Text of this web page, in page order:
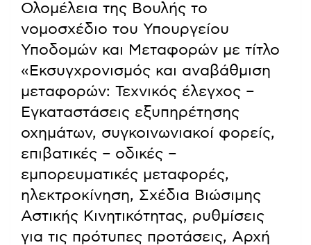
Ολομέλεια της Βουλής το
νομοσχέδιο του Υπουργείου
Υποδομών και Μεταφορών με τίτλο
«Εκσυγχρονισμός και αναβάθμιση
μεταφορών: Τεχνικός έλεγχος –
Εγκαταστάσεις εξυπηρέτησης
οχημάτων, συγκοινωνιακοί φορείς,
επιβατικές – οδικές –
εμπορευματικές μεταφορές,
ηλεκτροκίνηση, Σχέδια Βιώσιμης
Αστικής Κινητικότητας, ρυθμίσεις
για τις πρότυπες προτάσεις, Αρχή